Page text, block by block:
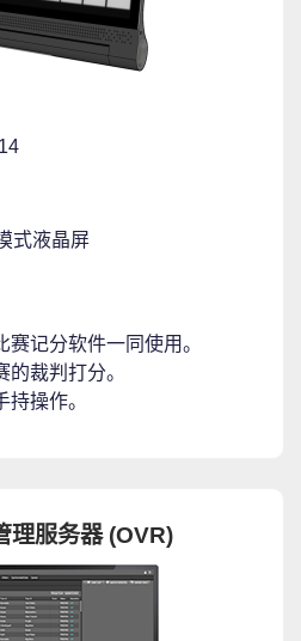
式液晶屏
记分软件一同使用。
裁判打分。
操作。
理服务器 (OVR)